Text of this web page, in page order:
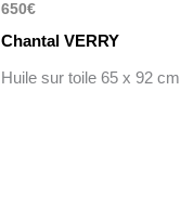
650€
Chantal VERRY
Huile sur toile 65 x 92 cm